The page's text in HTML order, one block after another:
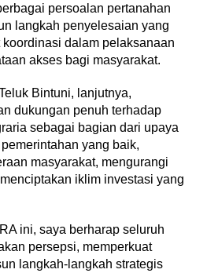
persoalan pertanahan
langkah penyelesaian yang
dalam pelaksanaan
akses bagi masyarakat.
Bintuni, lanjutnya,
dukungan penuh terhadap
sebagai bagian dari upaya
yang baik,
masyarakat, mengurangi
iklim investasi yang
ini, saya berharap seluruh
persepsi, memperkuat
langkah-langkah strategis